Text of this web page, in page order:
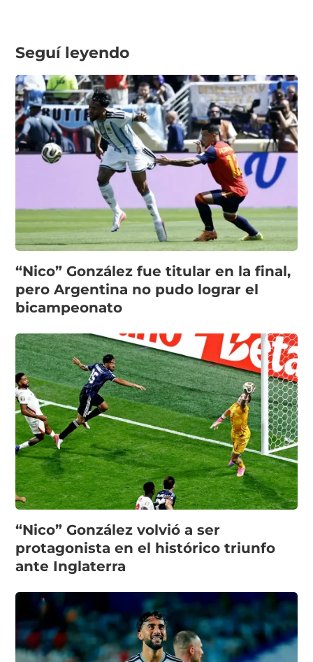
Seguí leyendo
“Nico” González fue titular en la final,
pero Argentina no pudo lograr el
bicampeonato
“Nico” González volvió a ser
protagonista en el histórico triunfo
ante Inglaterra